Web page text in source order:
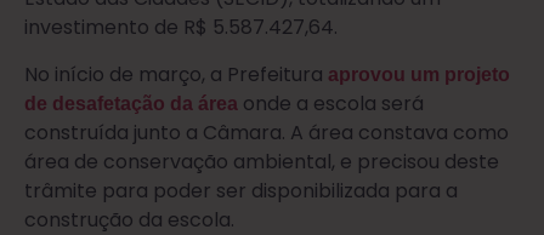
investimento de R$ 5.587.427,64.
No início de março, a Prefeitura aprovou um projeto
de desafetação da área onde a escola será
construída junto a Câmara. A área constava como
área de conservação ambiental, e precisou deste
trâmite para poder ser disponibilizada para a
construção da escola.